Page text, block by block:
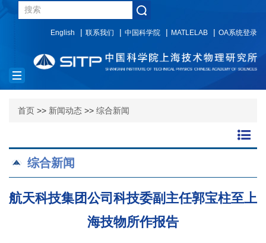
English 联系我们 中国科学院 MATLELAB OA系统登录
Toggle
navigation
首页 >> 新闻动态 >> 综合新闻
综合新闻
航天科技集团公司科技委副主任郭宝柱至上
海技物所作报告